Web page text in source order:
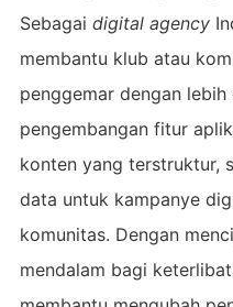
Sebagai digital agency
membantu klub atau
penggemar dengan
pengembangan fitur
konten yang terstruktur,
data untuk kampanye
komunitas. Dengan
mendalam bagi